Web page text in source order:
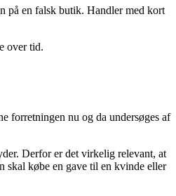
på en falsk butik. Handler med kort
over tid.
forretningen nu og da undersøges af
Derfor er det virkelig relevant, at
skal købe en gave til en kvinde eller